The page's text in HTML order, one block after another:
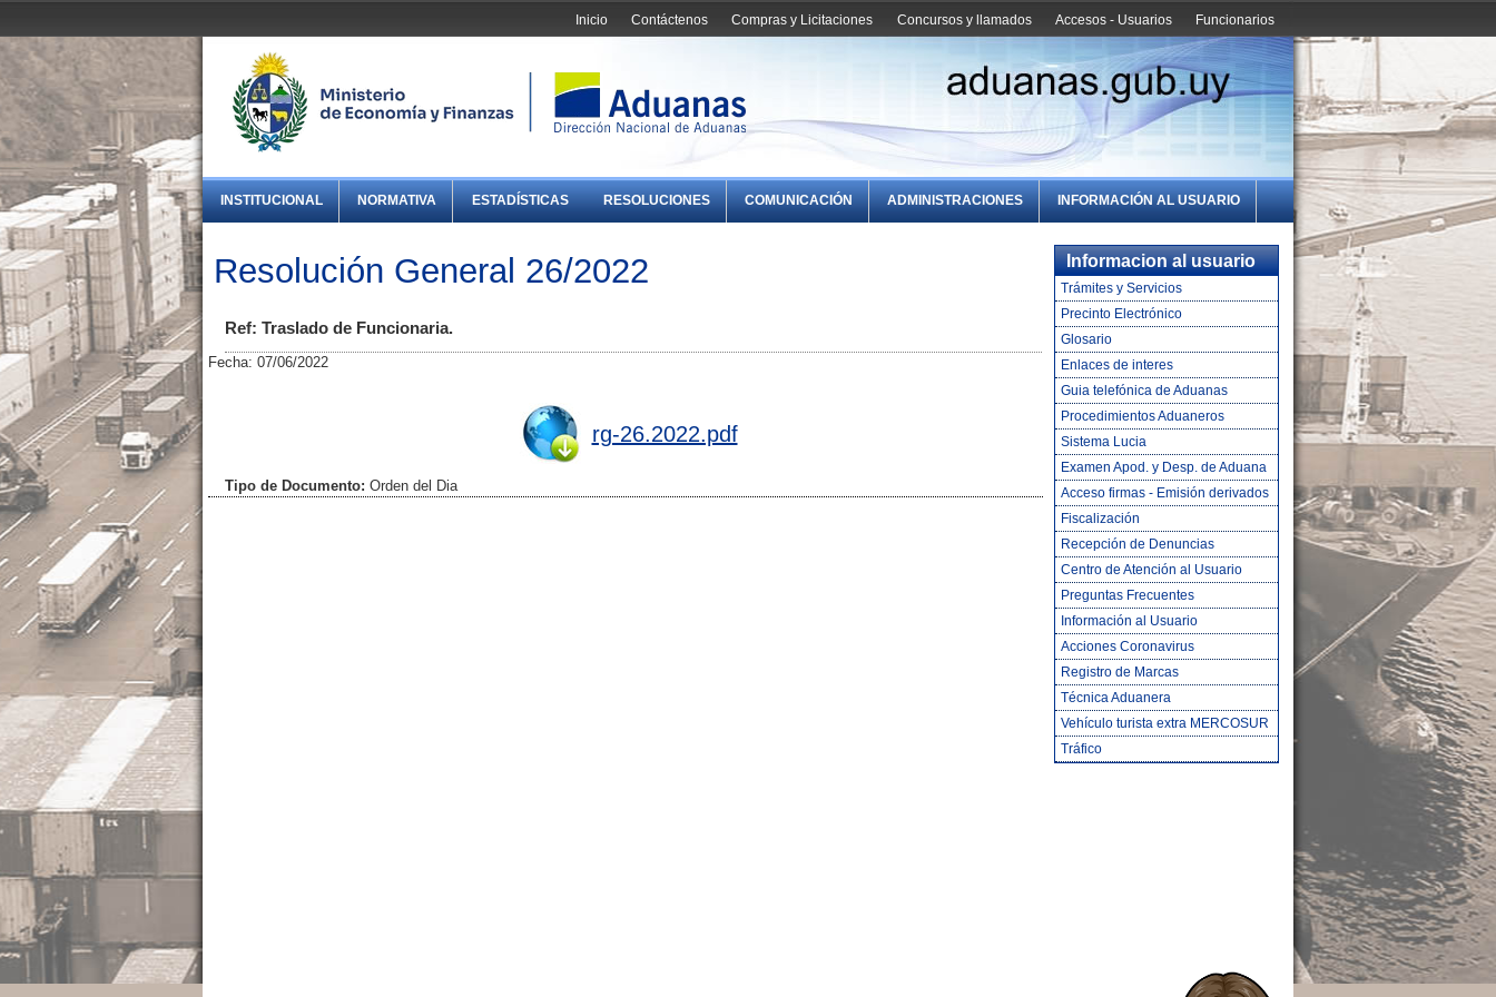
Funcionarios
Accesos - Usuarios
Concursos y llamados
Compras y Licitaciones
Contáctenos
Inicio
INSTITUCIONAL NORMATIVA ESTADÍSTICAS RESOLUCIONES COMUNICACIÓN ADMINISTRACIONES INFORMACIÓN AL USUARIO
Resolución General 26/2022
Ref: Traslado de Funcionaria.
Fecha: 07/06/2022
rg-26.2022.pdf
Tipo de Documento: Orden del Dia
Informacion al usuario
Trámites y Servicios
Precinto Electrónico
Glosario
Enlaces de interes
Guia telefónica de Aduanas
Procedimientos Aduaneros
Sistema Lucia
Examen Apod. y Desp. de Aduana
Acceso firmas - Emisión derivados
Fiscalización
Recepción de Denuncias
Centro de Atención al Usuario
Preguntas Frecuentes
Información al Usuario
Acciones Coronavirus
Registro de Marcas
Técnica Aduanera
Vehículo turista extra MERCOSUR
Tráfico